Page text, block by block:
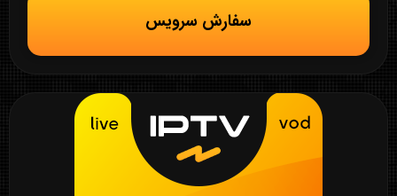
سفارش سرویس